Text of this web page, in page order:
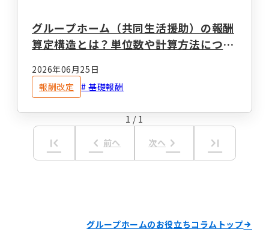
キーワードからコラムを探す キーワード一覧
国保連請求
グループホーム（共同生活援助）の報酬
算定構造とは？単位数や計算方法につい
2026年06月25日
報酬改定
基礎報酬
1 / 1
first_page keyboard_arrow_left 前へ 次へ keyboard_arrow_right last_page
グループホームのお役立ちコラムトップ